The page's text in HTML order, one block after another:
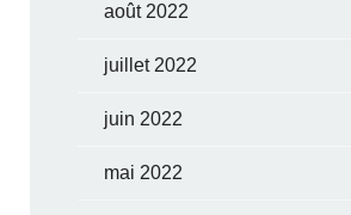
août 2022
juillet 2022
juin 2022
mai 2022